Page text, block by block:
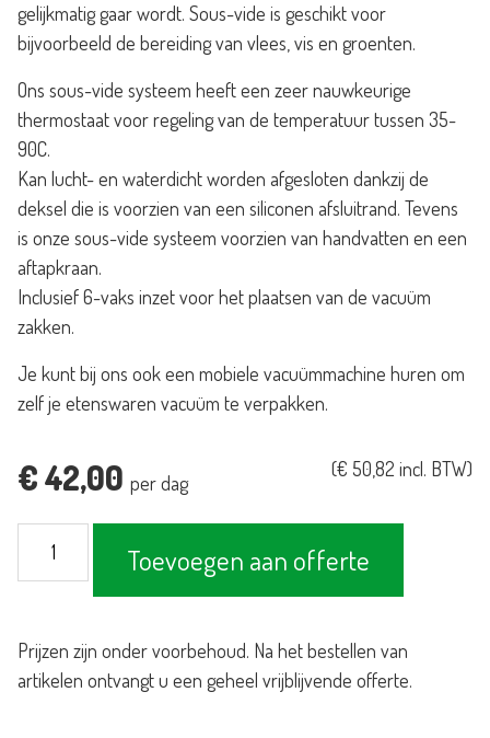
gelijkmatig gaar wordt. Sous-vide is geschikt voor
bijvoorbeeld de bereiding van vlees, vis en groenten.
Ons sous-vide systeem heeft een zeer nauwkeurige
thermostaat voor regeling van de temperatuur tussen 35-
90C.
Kan lucht- en waterdicht worden afgesloten dankzij de
deksel die is voorzien van een siliconen afsluitrand. Tevens
is onze sous-vide systeem voorzien van handvatten en een
aftapkraan.
Inclusief 6-vaks inzet voor het plaatsen van de vacuüm
zakken.
Je kunt bij ons ook een mobiele vacuümmachine huren om
zelf je etenswaren vacuüm te verpakken.
€42,00 per dag
(€ 50,82 incl. BTW)
GN
aantal
Toevoegen aan offerte
Prijzen zijn onder voorbehoud. Na het bestellen van
artikelen ontvangt u een geheel vrijblijvende offerte.